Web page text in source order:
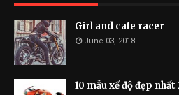
Girl and cafe racer
June 03, 2018
10 mẫu xế độ đẹp nhất